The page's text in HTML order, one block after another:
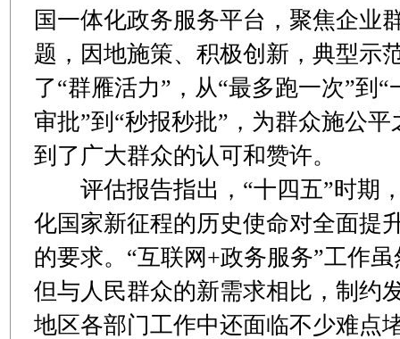
国一体化政务服务平台，聚焦企业
题，因地施策、积极创新，典型示
了“群雁活力”，从“最多跑一次”到
审批”到“秒报秒批”，为群众施公
到了广大群众的认可和赞许。
评估报告指出，“十四五”时期
化国家新征程的历史使命对全面提
的要求。“互联网+政务服务”工作
但与人民群众的新需求相比，制约
地区各部门工作中还面临不少难点